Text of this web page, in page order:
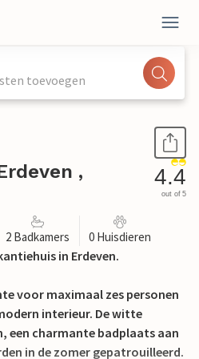
toevoegen
,
4.4
out of 5
2 Badkamers 0 Huisdieren
in Erdeven.
voor maximaal zes personen
interieur. De witte
een charmante badplaats aan
in de zomer gepatrouilleerd.